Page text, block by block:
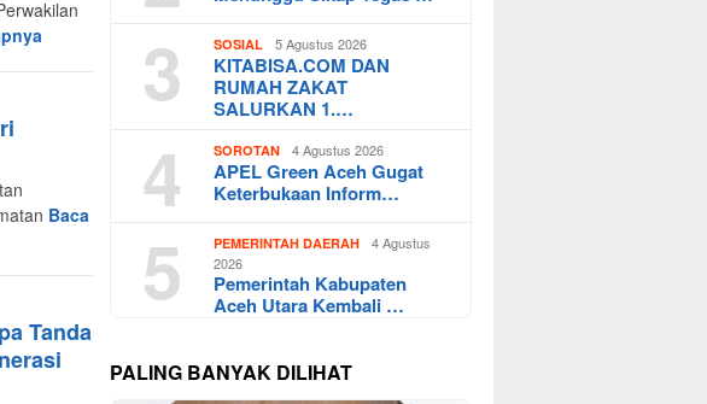
Baca
Tanda
3 SOSIAL 5 Agustus 2026
KITABISA.COM DAN
RUMAH ZAKAT
SALURKAN 1.…
4 SOROTAN 4 Agustus 2026
APEL Green Aceh Gugat
Keterbukaan Inform…
5 PEMERINTAH DAERAH
4 Agustus
2026
Pemerintah Kabupaten
Aceh Utara Kembali …
PALING BANYAK DILIHAT